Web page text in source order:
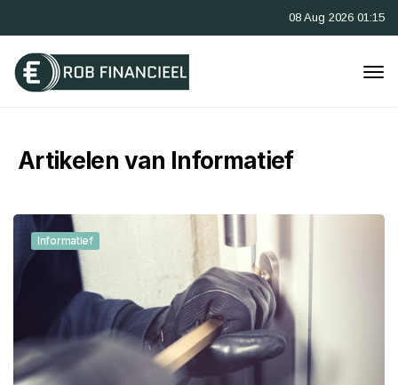
08 Aug 2026 01:15
Artikelen van Informatief
Informatief